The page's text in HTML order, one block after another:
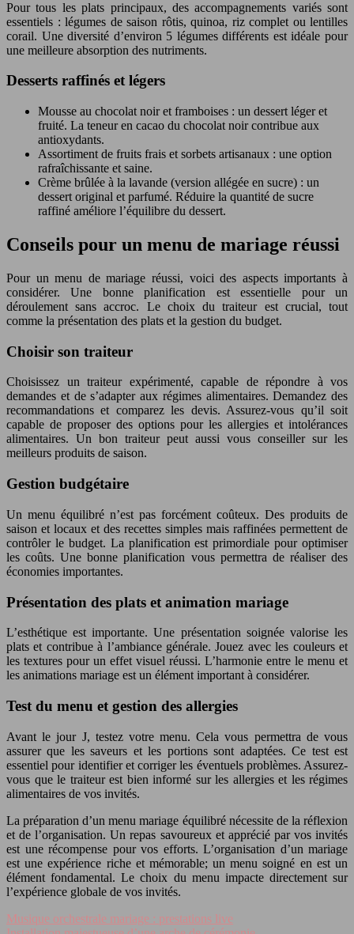
Pour tous les plats principaux, des accompagnements variés sont
essentiels : légumes de saison rôtis, quinoa, riz complet ou lentilles
corail. Une diversité d’environ 5 légumes différents est idéale pour
une meilleure absorption des nutriments.
Desserts raffinés et légers
Mousse au chocolat noir et framboises : un dessert léger et
fruité. La teneur en cacao du chocolat noir contribue aux
antioxydants.
Assortiment de fruits frais et sorbets artisanaux : une option
rafraîchissante et saine.
Crème brûlée à la lavande (version allégée en sucre) : un
dessert original et parfumé. Réduire la quantité de sucre
raffiné améliore l’équilibre du dessert.
Conseils pour un menu de mariage réussi
Pour un menu de mariage réussi, voici des aspects importants à
considérer. Une bonne planification est essentielle pour un
déroulement sans accroc. Le choix du traiteur est crucial, tout
comme la présentation des plats et la gestion du budget.
Choisir son traiteur
Choisissez un traiteur expérimenté, capable de répondre à vos
demandes et de s’adapter aux régimes alimentaires. Demandez des
recommandations et comparez les devis. Assurez-vous qu’il soit
capable de proposer des options pour les allergies et intolérances
alimentaires. Un bon traiteur peut aussi vous conseiller sur les
meilleurs produits de saison.
Gestion budgétaire
Un menu équilibré n’est pas forcément coûteux. Des produits de
saison et locaux et des recettes simples mais raffinées permettent de
contrôler le budget. La planification est primordiale pour optimiser
les coûts. Une bonne planification vous permettra de réaliser des
économies importantes.
Présentation des plats et animation mariage
L’esthétique est importante. Une présentation soignée valorise les
plats et contribue à l’ambiance générale. Jouez avec les couleurs et
les textures pour un effet visuel réussi. L’harmonie entre le menu et
les animations mariage est un élément important à considérer.
Test du menu et gestion des allergies
Avant le jour J, testez votre menu. Cela vous permettra de vous
assurer que les saveurs et les portions sont adaptées. Ce test est
essentiel pour identifier et corriger les éventuels problèmes. Assurez-
vous que le traiteur est bien informé sur les allergies et les régimes
alimentaires de vos invités.
La préparation d’un menu mariage équilibré nécessite de la réflexion
et de l’organisation. Un repas savoureux et apprécié par vos invités
est une récompense pour vos efforts. L’organisation d’un mariage
est une expérience riche et mémorable; un menu soigné en est un
élément fondamental. Le choix du menu impacte directement sur
l’expérience globale de vos invités.
Musique orchestrale mariage : prestations live